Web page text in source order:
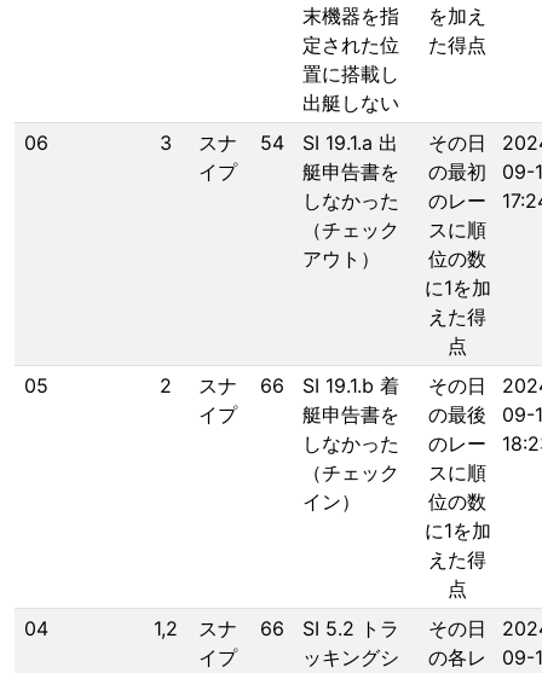
末機器を指
定された位
置に搭載し
出艇しない
を加え
た得点
06 3
スナ
イプ
54
SI 19.1.a 出
艇申告書を
しなかった
（チェック
アウト）
その日
の最初
のレー
スに順
位の数
に1を加
えた得
点
09-
05 2
スナ
イプ
66
SI 19.1.b 着
艇申告書を
しなかった
（チェック
イン）
その日
の最後
のレー
スに順
位の数
に1を加
えた得
点
09-
04 1,2
スナ
イプ
66
SI 5.2 トラ
ッキングシ
その日
の各レ
09-